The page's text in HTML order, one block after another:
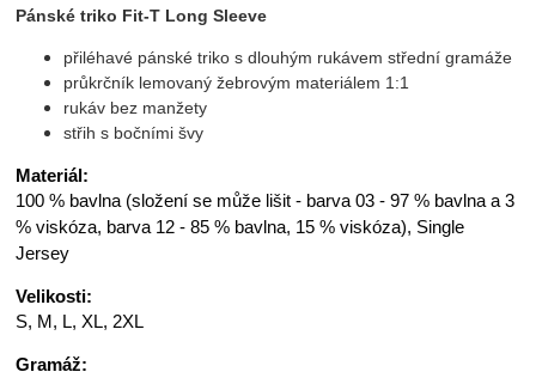
Pánské triko Fit-T Long Sleeve
přiléhavé pánské triko s dlouhým rukávem střední gramáže
průkrčník lemovaný žebrovým materiálem 1:1
rukáv bez manžety
střih s bočními švy
Materiál:
100 % bavlna (složení se může lišit - barva 03 - 97 % bavlna a 3
% viskóza, barva 12 - 85 % bavlna, 15 % viskóza), Single
Jersey
Velikosti:
S, M, L, XL, 2XL
Gramáž: